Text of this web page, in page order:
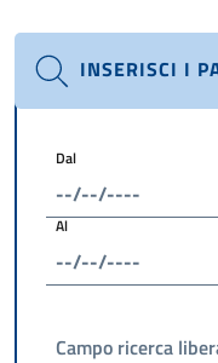
INSERISCI I
Dal
Al
Campo ricerca